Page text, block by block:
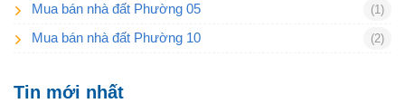
Mua bán nhà đất Phường 05 (1)
Mua bán nhà đất Phường 10 (2)
Tin mới nhất